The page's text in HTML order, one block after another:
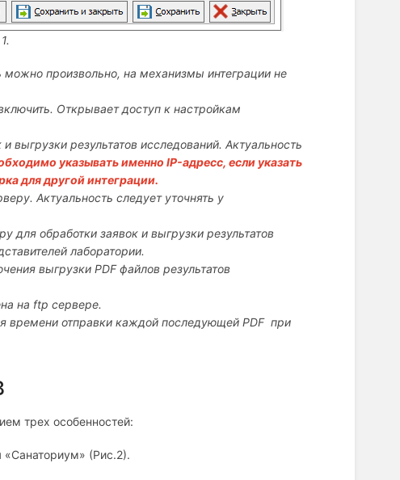
можно произвольно, на механизмы интеграции не
Открывает доступ к настройкам
выгрузки результатов исследований. Актуальность
указывать именно IP-адресс, если указать
для другой интеграции.
Актуальность следует уточнять у
для обработки заявок и выгрузки результатов
лаборатории.
выгрузки PDF файлов результатов
на ftp сервере.
времени отправки каждой последующей PDF при
трех особенностей:
«Санаториум» (Рис.2).